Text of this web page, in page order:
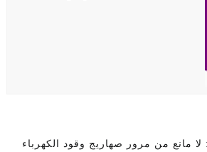
من مرور صهاريج وقود الكهرباء